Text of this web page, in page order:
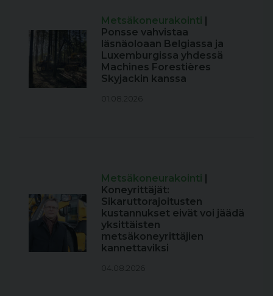
Metsäkoneurakointi
Ponsse vahvistaa
läsnäoloaan Belgiassa ja
Luxemburgissa yhdessä
Machines Forestières
Skyjackin kanssa
01.08.2026
Metsäkoneurakointi
Koneyrittäjät:
Sikaruttorajoitusten
kustannukset eivät voi jäädä
yksittäisten
metsäkoneyrittäjien
kannettaviksi
04.08.2026